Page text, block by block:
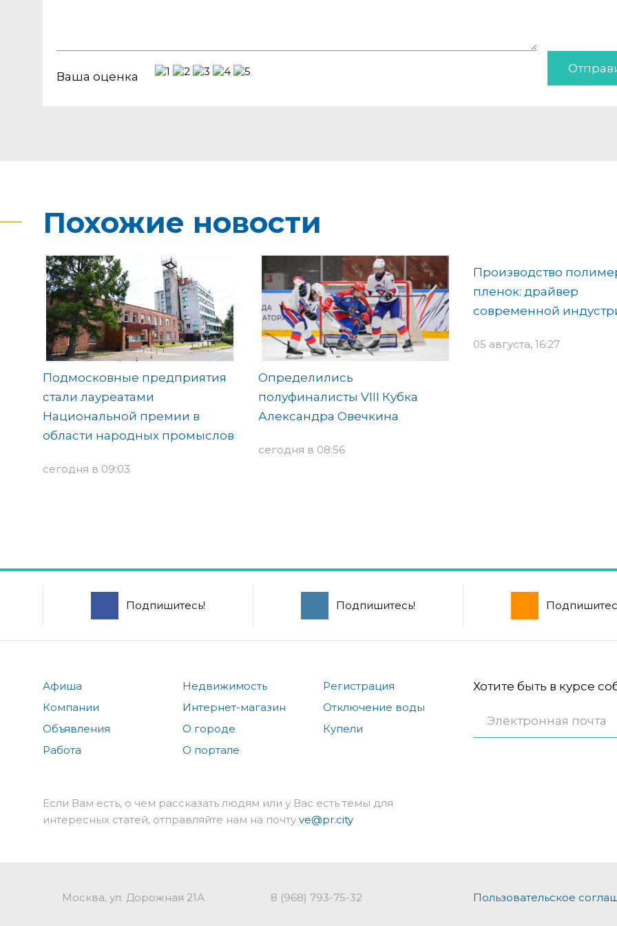
Ваша оценка
Похожие новости
Подмосковные предприятия
стали лауреатами
Национальной премии в
области народных промыслов
сегодня в 09:03
Определились
полуфиналисты VIII Кубка
Александра Овечкина
сегодня в 08:56
Производство
пленок: драйвер
современной
05 августа, 16:27
Подпишитесь! Подпишитесь!
Афиша
Компании
Объявления
Работа
Недвижимость
Интернет-магазин
О городе
О портале
Регистрация
Отключение воды
Купели
Хотите быть в курсе
Если Вам есть, о чем рассказать людям или у Вас есть темы для
интересных статей, отправляйте нам на почту ve@pr.city
Москва, ул. Дорожная 21А 8 (968) 793-75-32 Пользовательское